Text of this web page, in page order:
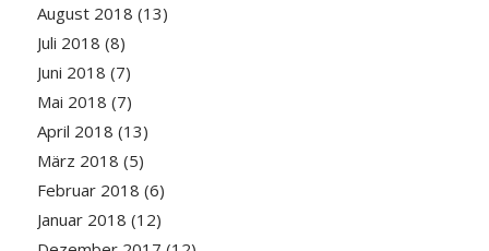
August 2018 (13)
Juli 2018 (8)
Juni 2018 (7)
Mai 2018 (7)
April 2018 (13)
März 2018 (5)
Februar 2018 (6)
Januar 2018 (12)